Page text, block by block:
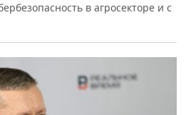
в агросекторе и с